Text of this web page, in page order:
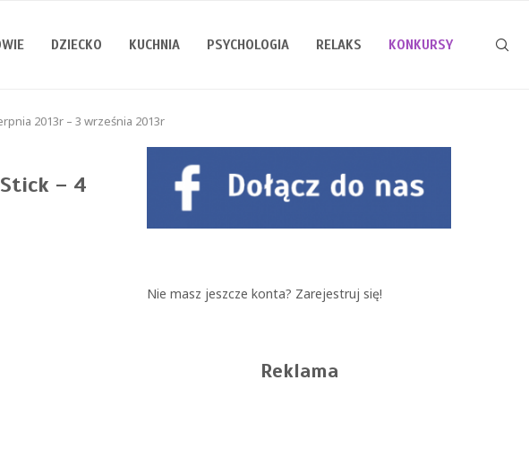
DZIECKO KUCHNIA PSYCHOLOGIA RELAKS KONKURSY
2013r – 3 września 2013r
– 4
Nie masz jeszcze konta? Zarejestruj się!
Reklama